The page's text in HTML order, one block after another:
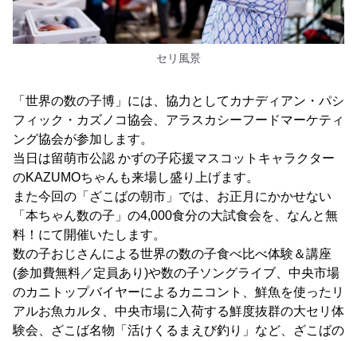
セリ風景
「世界の数の子博」には、協力としてカナディアン・パシ
フィック・カズノコ協会、アラスカシーフードマーケティ
ング協会が参加します。
当日は留萌市公認 かずの子応援マスコットキャラクター
のKAZUMOちゃんも来場し盛り上げます。
また今回の「ざこばの朝市」では、お正月にかかせない
「本ちゃん数の子」の4,000食分の大試食会を、なんと無
料！にて開催いたします。
数の子おじさんによる世界の数の子食べ比べ体験＆講座
(参加費無料／定員あり)や数の子ソングライブ、中央市場
のカニトップバイヤーによるカニコント、鮮魚を使ったリ
アルお魚カルタ、中央市場に入荷する鮮度抜群の大セリ体
験会、ざこば名物「活けくるまえび釣り」など、ざこばの